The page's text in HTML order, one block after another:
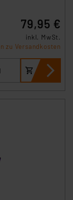
79,95 €
inkl. MwSt.
zu Versandkosten